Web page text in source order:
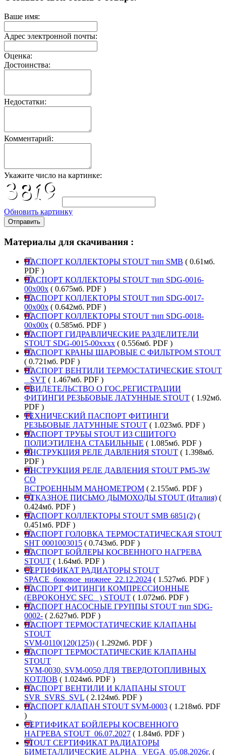
Ваше имя:
Адрес электронной почты:
Оценка:
Достоинства:
Недостатки:
Комментарий:
Укажите число на картинке:
Обновить картинку
Отправить
Материалы для скачивания :
ПАСПОРТ КОЛЛЕКТОРЫ STOUT тип SMB ( 0.61мб.
PDF )
ПАСПОРТ КОЛЛЕКТОРЫ STOUT тип SDG-0016-
00х00х ( 0.675мб. PDF )
ПАСПОРТ КОЛЛЕКТОРЫ STOUT тип SDG-0017-
00х00х ( 0.642мб. PDF )
ПАСПОРТ КОЛЛЕКТОРЫ STOUT тип SDG-0018-
00х00х ( 0.585мб. PDF )
ПАСПОРТ ГИДРАВЛИЧЕСКИЕ РАЗДЕЛИТЕЛИ
STOUT SDG-0015-00xxxx ( 0.556мб. PDF )
ПАСПОРТ КРАНЫ ШАРОВЫЕ С ФИЛЬТРОМ STOUT
( 0.721мб. PDF )
ПАСПОРТ ВЕНТИЛИ ТЕРМОСТАТИЧЕСКИЕ STOUT
_ SVT ( 1.467мб. PDF )
СВИДЕТЕЛЬСТВО О ГОС.РЕГИСТРАЦИИ
ФИТИНГИ РЕЗЬБОВЫЕ ЛАТУННЫЕ STOUT ( 1.92мб.
PDF )
ТЕХНИЧЕСКИЙ ПАСПОРТ ФИТИНГИ
РЕЗЬБОВЫЕ ЛАТУННЫЕ STOUT ( 1.023мб. PDF )
ПАСПОРТ ТРУБЫ STOUT ИЗ СШИТОГО
ПОЛИЭТИЛЕНА СТАБИЛЬНЫЕ ( 1.085мб. PDF )
ИНСТРУКЦИЯ РЕЛЕ ДАВЛЕНИЯ STOUT ( 1.398мб.
PDF )
ИНСТРУКЦИЯ РЕЛЕ ДАВЛЕНИЯ STOUT PM5-3W
СО
ВСТРОЕННЫМ МАНОМЕТРОМ ( 2.155мб. PDF )
ОТКАЗНОЕ ПИСЬМО ДЫМОХОДЫ STOUT (Италия) (
0.424мб. PDF )
ПАСПОРТ КОЛЛЕКТОРЫ STOUT SMB 6851(2) (
0.451мб. PDF )
ПАСПОРТ ГОЛОВКА ТЕРМОСТАТИЧЕСКАЯ STOUT
SHT 0001003015 ( 0.743мб. PDF )
ПАСПОРТ БОЙЛЕРЫ КОСВЕННОГО НАГРЕВА
STOUT ( 1.64мб. PDF )
СЕРТИФИКАТ РАДИАТОРЫ STOUT
SPACE_боковое_нижнее_22.12.2024 ( 1.527мб. PDF )
ПАСПОРТ ФИТИНГИ КОМПРЕССИОННЫЕ
(ЕВРОКОНУС SFC_ ) STOUT ( 1.072мб. PDF )
ПАСПОРТ НАСОСНЫЕ ГРУППЫ STOUT тип SDG-
0002- ( 2.627мб. PDF )
ПАСПОРТ ТЕРМОСТАТИЧЕСКИЕ КЛАПАНЫ
STOUT
SVM-0110(120(125)) ( 1.292мб. PDF )
ПАСПОРТ ТЕРМОСТАТИЧЕСКИЕ КЛАПАНЫ
STOUT
SVM-0030, SVM-0050 ДЛЯ ТВЕРДОТОПЛИВНЫХ
КОТЛОВ ( 1.024мб. PDF )
ПАСПОРТ ВЕНТИЛИ И КЛАПАНЫ STOUT
SVR_SVRS_SVL ( 2.124мб. PDF )
ПАСПОРТ КЛАПАН STOUT SVM-0003 ( 1.218мб. PDF
)
СЕРТИФИКАТ БОЙЛЕРЫ КОСВЕННОГО
НАГРЕВА STOUT_06.07.2027 ( 1.84мб. PDF )
STOUT СЕРТИФИКАТ РАДИАТОРЫ
БИМЕТАЛЛИЧЕСКИЕ ALPHA _VEGA_05.08.2026г. (